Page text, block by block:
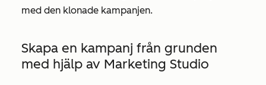
med den klonade kampanjen.
Skapa en kampanj från grunden
med hjälp av Marketing Studio